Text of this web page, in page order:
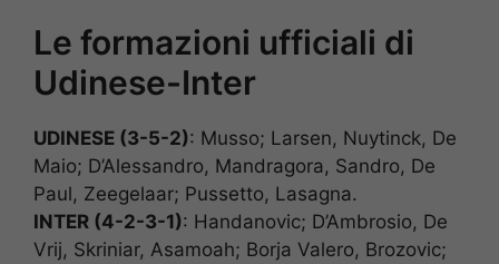
Le formazioni ufficiali di
Udinese-Inter
UDINESE (3-5-2): Musso; Larsen, Nuytinck, De
Maio; D’Alessandro, Mandragora, Sandro, De
Paul, Zeegelaar; Pussetto, Lasagna.
INTER (4-2-3-1): Handanovic; D’Ambrosio, De
Vrij, Skriniar, Asamoah; Borja Valero, Brozovic;